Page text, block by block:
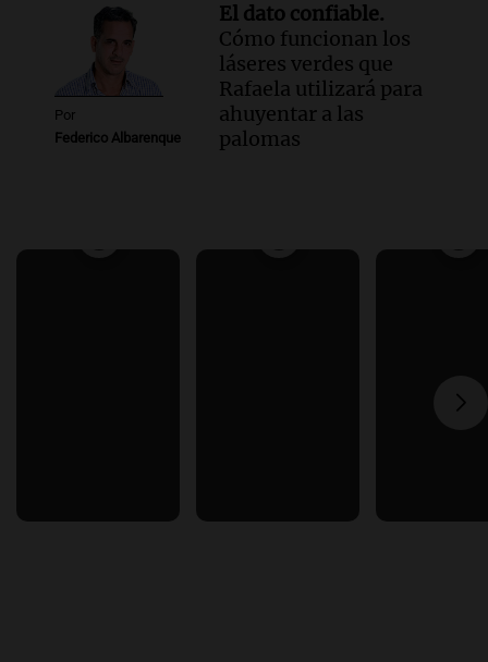
Por
Federico Albarenque
El dato confiable.
Cómo funcionan los
láseres verdes que
Rafaela utilizará para
ahuyentar a las
palomas